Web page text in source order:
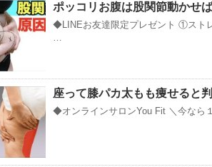
ポッコリお腹は股関節動かせば
◆LINEお友達限定プレゼント ①スト
…
座って膝パカ太もも痩せると
◆オンラインサロンYou Fit ＼今なら